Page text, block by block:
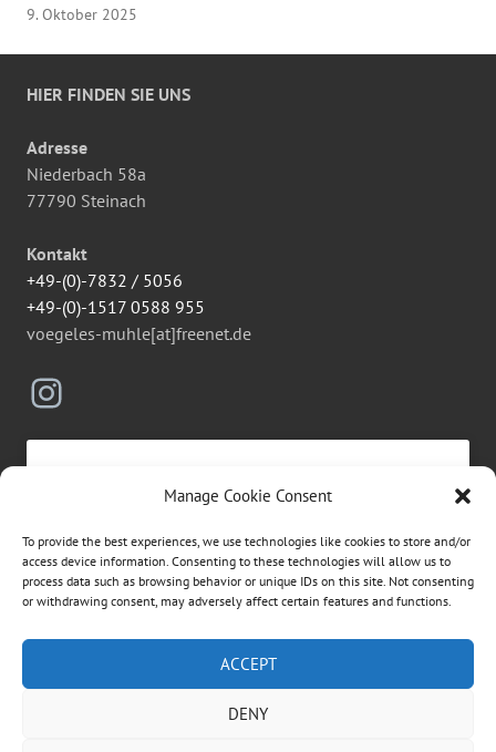
Manage Cookie Consent
To provide the best experiences, we use technologies like cookies to store and/or
access device information. Consenting to these technologies will allow us to
process data such as browsing behavior or unique IDs on this site. Not consenting
or withdrawing consent, may adversely affect certain features and functions.
ACCEPT
DENY
9. Oktober 2025
HIER FINDEN SIE UNS
Adresse
Niederbach 58a
77790 Steinach
Kontakt
+49-(0)-7832 / 5056
+49-(0)-1517 0588 955
voegeles-muhle[at]freenet.de
Instagram
enable this content
Suchen